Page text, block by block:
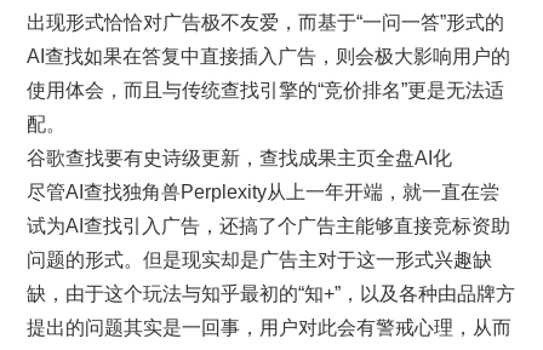
出现形式恰恰对广告极不友爱，而基于“一问一答”形式的
AI查找如果在答复中直接插入广告，则会极大影响用户的
使用体会，而且与传统查找引擎的“竞价排名”更是无法适
配。
谷歌查找要有史诗级更新，查找成果主页全盘AI化
尽管AI查找独角兽Perplexity从上一年开端，就一直在尝
试为AI查找引入广告，还搞了个广告主能够直接竞标资助
问题的形式。但是现实却是广告主对于这一形式兴趣缺
缺，由于这个玩法与知乎最初的“知+”，以及各种由品牌方
提出的问题其实是一回事，用户对此会有警戒心理，从而